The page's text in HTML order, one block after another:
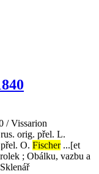
/ Vissarion
orig. přel. L.
O. Fischer...[et
; Obálku, vazbu a